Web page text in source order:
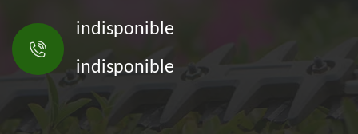
indisponible
indisponible